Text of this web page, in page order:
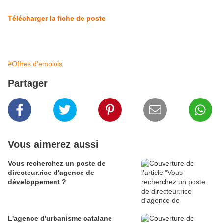
Télécharger la fiche de poste
#Offres d'emplois
Partager
Vous aimerez aussi
Vous recherchez un poste de
directeur.rice d'agence de
développement ?
L'agence d'urbanisme catalane